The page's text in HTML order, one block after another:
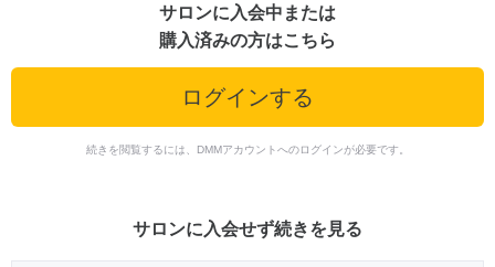
サロンに入会中または
購入済みの方はこちら
ログインする
続きを閲覧するには、DMMアカウントへのログインが必要です。
サロンに入会せず続きを見る